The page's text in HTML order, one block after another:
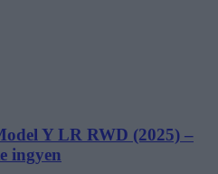
Y LR RWD (2025) –
ingyen